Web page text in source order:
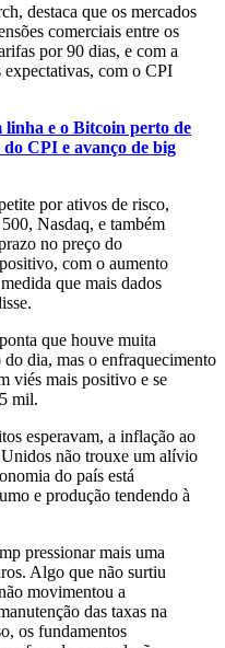
destaca que os mercados
comerciais entre os
por 90 dias, e com a
com o CPI
linha e o Bitcoin perto de
CPI e avanço de big
por ativos de risco,
Nasdaq, e também
no preço do
com o aumento
que mais dados
que houve muita
dia, mas o enfraquecimento
viés mais positivo e se
mil.
esperavam, a inflação ao
não trouxe um alívio
do país está
e produção tendendo à
pressionar mais uma
Algo que não surtiu
movimentou a
das taxas na
os fundamentos